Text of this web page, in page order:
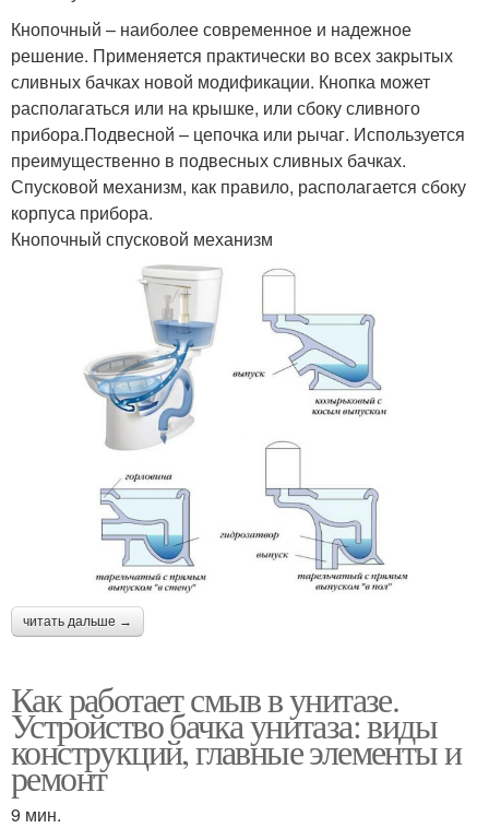
Кнопочный – наиболее современное и надежное
решение. Применяется практически во всех закрытых
сливных бачках новой модификации. Кнопка может
располагаться или на крышке, или сбоку сливного
прибора.Подвесной – цепочка или рычаг. Используется
преимущественно в подвесных сливных бачках.
Спусковой механизм, как правило, располагается сбоку
корпуса прибора.
Кнопочный спусковой механизм
читать дальше →
Как работает смыв в унитазе.
Устройство бачка унитаза: виды
конструкций, главные элементы и
ремонт
9 мин.